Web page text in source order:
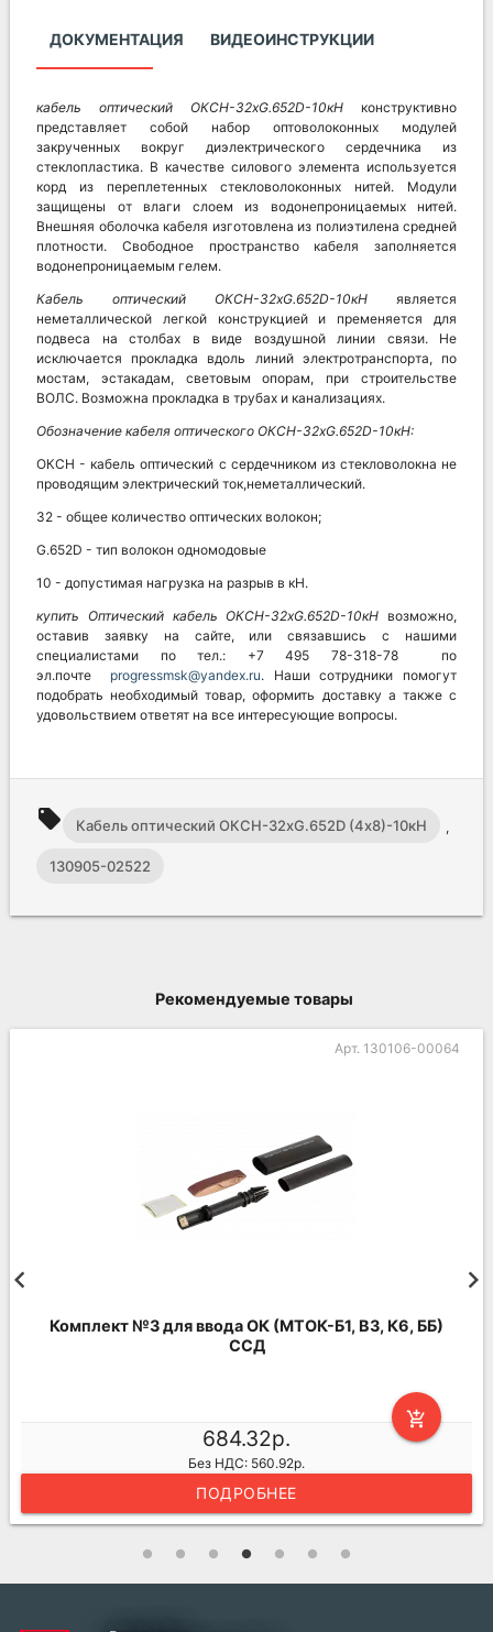
ДОКУМЕНТАЦИЯ ВИДЕОИНСТРУКЦИИ
кабель оптический ОКСН-32хG.652D-10кН конструктивно
представляет собой набор оптоволоконных модулей
закрученных вокруг диэлектрического сердечника из
стеклопластика. В качестве силового элемента используется
корд из переплетенных стекловолоконных нитей. Модули
защищены от влаги слоем из водонепроницаемых нитей.
Внешняя оболочка кабеля изготовлена из полиэтилена средней
плотности. Свободное пространство кабеля заполняется
водонепроницаемым гелем.
Кабель оптический ОКСН-32хG.652D-10кН является
неметаллической легкой конструкцией и пременяется для
подвеса на столбах в виде воздушной линии связи. Не
исключается прокладка вдоль линий электротранспорта, по
мостам, эстакадам, световым опорам, при строительстве
ВОЛС. Возможна прокладка в трубах и канализациях.
Обозначение кабеля оптического ОКСН-32хG.652D-10кН:
ОКСН - кабель оптический с сердечником из стекловолокна не
проводящим электрический ток,неметаллический.
32 - общее количество оптических волокон;
G.652D - тип волокон одномодовые
10 - допустимая нагрузка на разрыв в кН.
купить Оптический кабельОКСН-32хG.652D-10кН возможно,
оставив заявку на сайте, или связавшись с нашими
специалистами по тел.: +7 495 78-318-78 по
эл.почте progressmsk@yandex.ru. Наши сотрудники помогут
подобрать необходимый товар, оформить доставку а также с
удовольствием ответят на все интересующие вопросы.
local_offer Кабель оптический ОКСН-32хG.652D (4х8)-10кН ,
130905-02522
Рекомендуемые товары
Арт. 130106-00064
Комплект №3 для ввода ОК (МТОК-Б1, В3, К6, ББ)
ССД
add_shopping_cart
684.32р.
Без НДС: 560.92р.
ПОДРОБНЕЕ